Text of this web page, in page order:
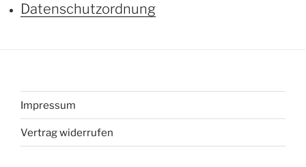
Datenschutzordnung
Impressum
Vertrag widerrufen